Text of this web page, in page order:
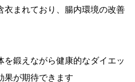
衣まれており、腸内環境の改善
を鍛えながら健康的なダイエッ
果が期待できます